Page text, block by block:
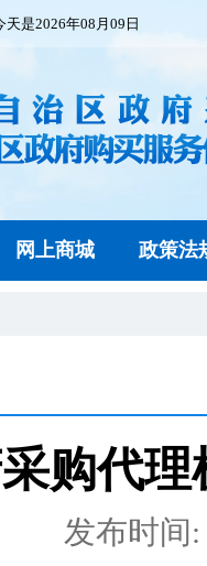
是2026年08月09日
网上商城 政策法
购代
发布时间: